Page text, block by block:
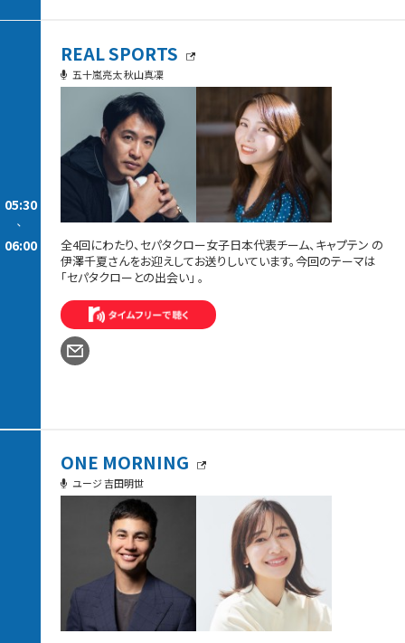
05:30
-
06:00
REAL SPORTS
五十嵐亮太 秋山真凜
全4回にわたり、セパタクロー女子日本代表チーム、キャプテン の
伊澤千夏さんをお迎えしてお送りしいています。今回のテーマは
「セパタクローとの出会い」 。
ONE MORNING
ユージ 吉田明世